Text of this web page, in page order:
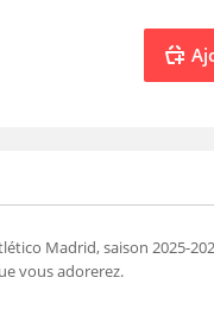
Madrid, saison 2025-
vous adorerez.